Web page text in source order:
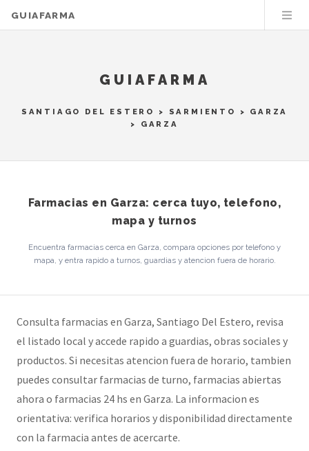
GUIAFARMA
GUIAFARMA
SANTIAGO DEL ESTERO > SARMIENTO > GARZA
> GARZA
Farmacias en Garza: cerca tuyo, telefono,
mapa y turnos
Encuentra farmacias cerca en Garza, compara opciones por telefono y
mapa, y entra rapido a turnos, guardias y atencion fuera de horario.
Consulta farmacias en Garza, Santiago Del Estero, revisa
el listado local y accede rapido a guardias, obras sociales y
productos. Si necesitas atencion fuera de horario, tambien
puedes consultar farmacias de turno, farmacias abiertas
ahora o farmacias 24 hs en Garza. La informacion es
orientativa: verifica horarios y disponibilidad directamente
con la farmacia antes de acercarte.